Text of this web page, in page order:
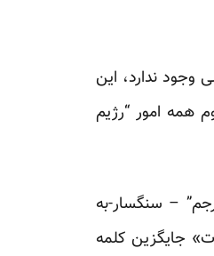
وجود ندارد، این
همه امور “رژیم
– سنگسار-به
جایگزین کلمه